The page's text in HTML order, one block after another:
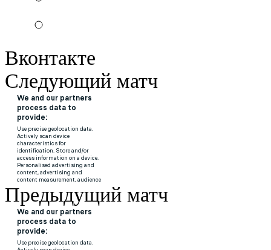
Вконтакте
Следующий матч
Предыдущий матч